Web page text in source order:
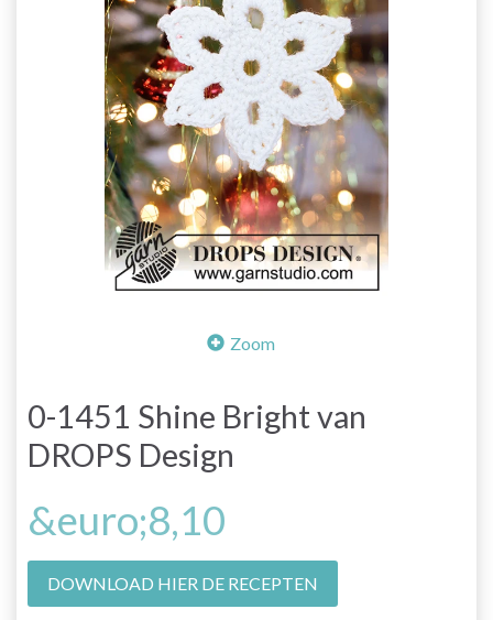
Zoom
0-1451 Shine Bright van
DROPS Design
&euro;8,10
DOWNLOAD HIER DE RECEPTEN